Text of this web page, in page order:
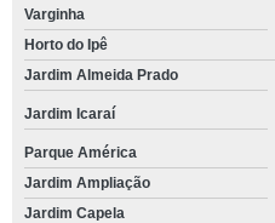
Varginha
Horto do Ipê
Jardim Almeida Prado
Jardim Icaraí
Parque América
Jardim Ampliação
Jardim Capela